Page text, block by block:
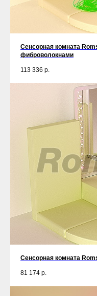
Сенсорная комната
фиброволокнами
113 336 р.
Сенсорная комната
81 174 р.